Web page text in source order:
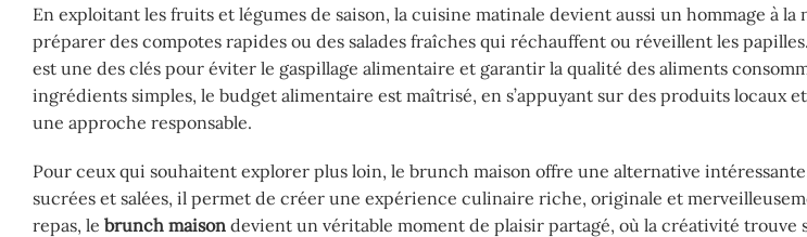
En exploitant les fruits et légumes de saison, la cuisine matinale devient aussi un hommage à la
préparer des compotes rapides ou des salades fraîches qui réchauffent ou réveillent les
est une des clés pour éviter le gaspillage alimentaire et garantir la qualité des aliments
ingrédients simples, le budget alimentaire est maîtrisé, en s’appuyant sur des produits locaux
une approche responsable.
Pour ceux qui souhaitent explorer plus loin, le brunch maison offre une alternative
sucrées et salées, il permet de créer une expérience culinaire riche, originale et
repas, le brunch maison devient un véritable moment de plaisir partagé, où la créativité trouve